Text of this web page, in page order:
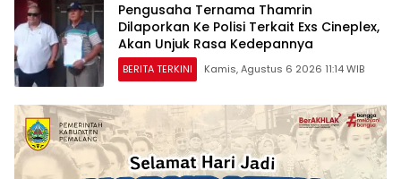
Pengusaha Ternama Thamrin
Dilaporkan Ke Polisi Terkait Exs Cineplex,
Akan Unjuk Rasa Kedepannya
BERITA TERKINI Kamis, Agustus 6 2026 11:14 WIB